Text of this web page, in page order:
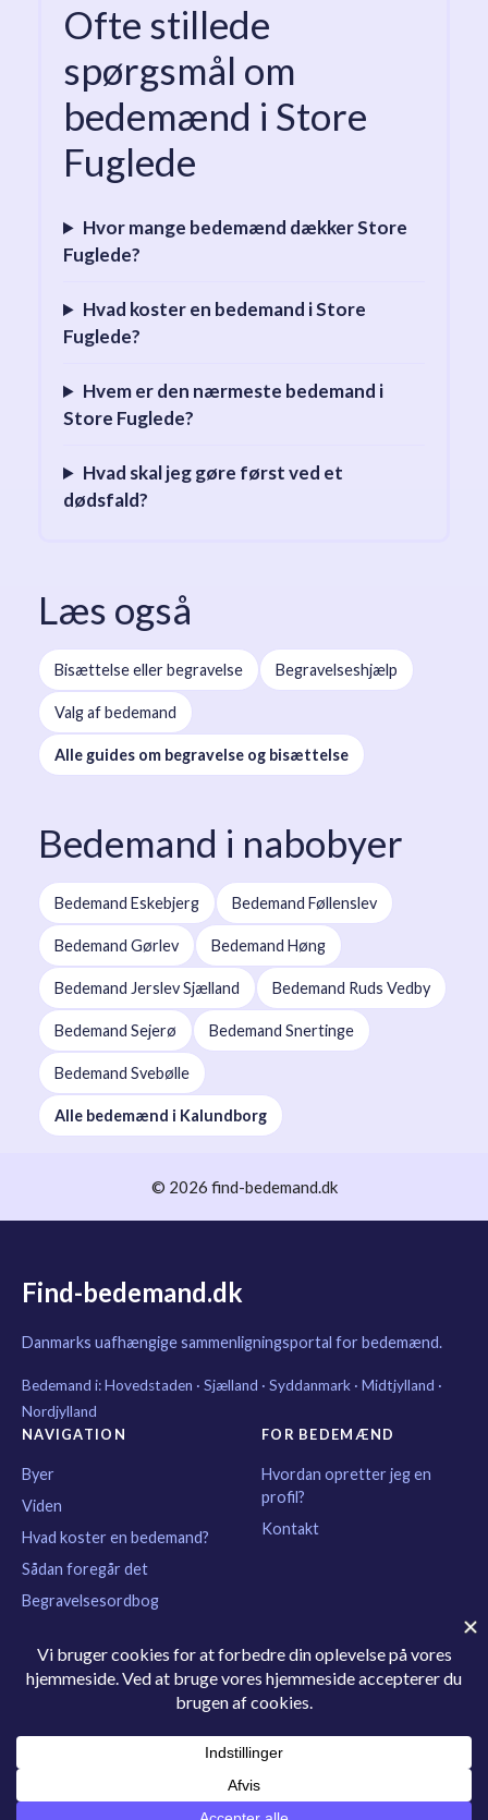
Ofte stillede
spørgsmål om
bedemænd i Store
Fuglede
Hvor mange bedemænd dækker Store
Fuglede?
Hvad koster en bedemand i Store
Fuglede?
Hvem er den nærmeste bedemand i
Store Fuglede?
Hvad skal jeg gøre først ved et
dødsfald?
Læs også
Bisættelse eller begravelse Begravelseshjælp
Valg af bedemand
Alle guides om begravelse og bisættelse
Bedemand i nabobyer
Bedemand Eskebjerg Bedemand Føllenslev
Bedemand Gørlev Bedemand Høng
Bedemand Jerslev Sjælland Bedemand Ruds Vedby
Bedemand Sejerø Bedemand Snertinge
Bedemand Svebølle
Alle bedemænd i Kalundborg
© 2026 find-bedemand.dk
Find-bedemand.dk
Danmarks uafhængige sammenligningsportal for bedemænd.
Bedemand i:Hovedstaden · Sjælland · Syddanmark · Midtjylland ·
Nordjylland
NAVIGATION
Byer
Viden
Hvad koster en bedemand?
Sådan foregår det
Begravelsesordbog
Sådan arbejder vi
FOR BEDEMÆND
Hvordan opretter jeg en
profil?
Kontakt
kontakt@find-bedemand.dk